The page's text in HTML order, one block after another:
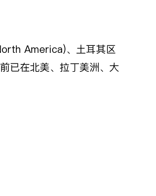
America)、土耳其区
已在北美、拉丁美洲、大